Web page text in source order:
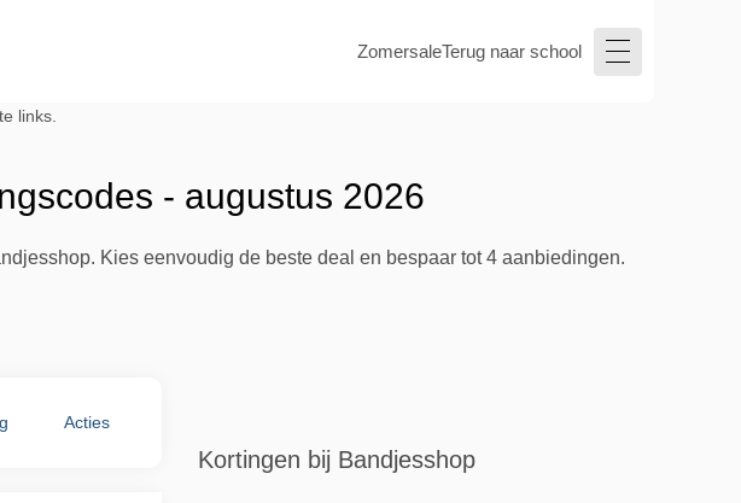
ZomersaleTerug naar school
links.
- augustus 2026
Kies eenvoudig de beste deal en bespaar tot 4 aanbiedingen.
Acties
Kortingen bij Bandjesshop